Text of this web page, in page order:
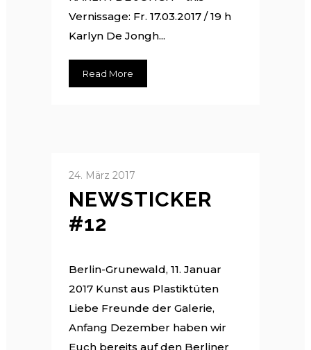
Vernissage: Fr. 17.03.2017 / 19 h
Karlyn De Jongh...
Read More
24. März 2017
NEWSTICKER
#12
Berlin-Grunewald, 11. Januar
2017 Kunst aus Plastiktüten
Liebe Freunde der Galerie,
Anfang Dezember haben wir
Euch bereits auf den Berliner